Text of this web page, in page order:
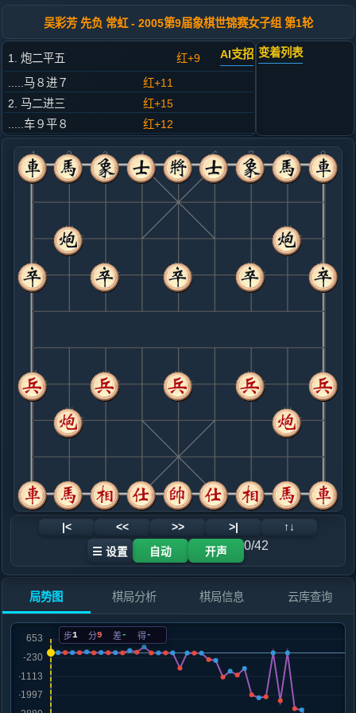
吴彩芳 先负 常虹 - 2005第9届象棋世锦赛女子组 第1轮
1. 炮二平五 红+9 AI支招
.....马８进７
红+11
2. 马二进三
红+15
.....车９平８
红+12
3. 车一平二
红+11
.....砲８进４
红+46
4. 马八进七
红+4
.....砲２平５
红+18
5. 兵七进一
红+7
.....马２进３
6. 车九平八
红+1
兵三进一
.....车１进１
红+116
砲８平５
7. 仕四进五
红+33
兵三进一
8. 炮八进四
红+0
兵三进一
.....车６进４
红+1
9. 相七进九
红+0
.....卒７进１
10. 炮八进三
黑+717
车八进五
.....车６进３
黑+6
马３退２
黑+10
.....车６退２
黑+11
12. 马七进六
黑+314
炮八进二
黑+358
黑+1137
马三退一
.....卒７进１
黑+862
砲５进４
14. 炮八平六
黑+1041
炮八平七
.....士６进５
黑+734
卒７平６
15. 马六进七
黑+1972
.....砲５进４
黑+2109
16. 车八进七
兵七进一
.....砲８退４
变着列表
|< << >> >| ↑↓
☰ 设置 自动 开声 0/42
局势图 棋局分析 棋局信息 云库查询
步1 分9 差- 得-